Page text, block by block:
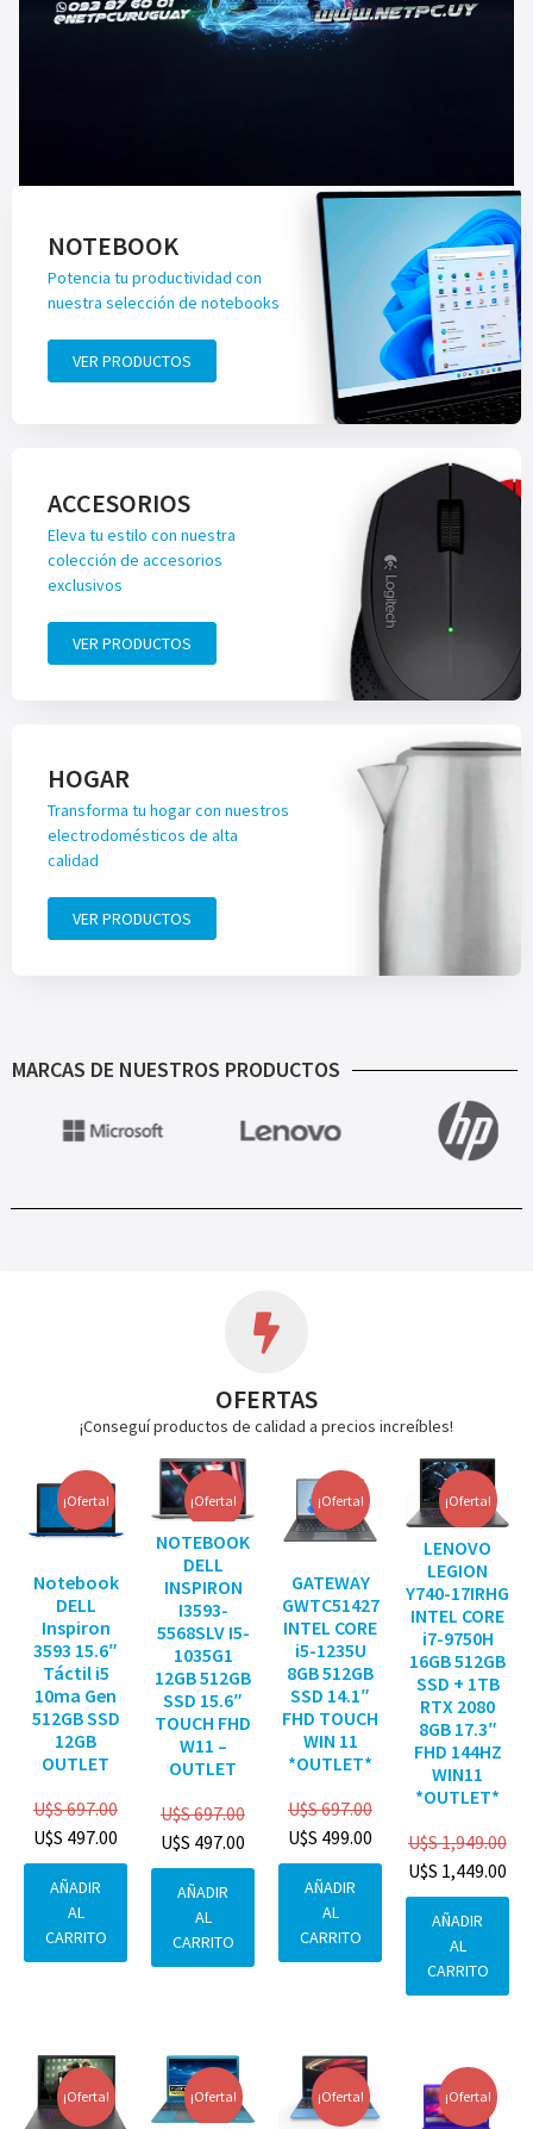
NOTEBOOK
Potencia tu productividad con
nuestra selección de notebooks
VER PRODUCTOS
ACCESORIOS
Eleva tu estilo con nuestra
colección de accesorios
exclusivos
VER PRODUCTOS
HOGAR
Transforma tu hogar con nuestros
electrodomésticos de alta
calidad
VER PRODUCTOS
MARCAS DE NUESTROS PRODUCTOS
OFERTAS
¡Conseguí productos de calidad a precios increíbles!
¡Oferta!
Notebook
DELL
Inspiron
3593 15.6″
Táctil i5
10ma Gen
512GB SSD
12GB
OUTLET
U$S697.00
U$S 497.00
AÑADIR
AL
CARRITO
¡Oferta!
NOTEBOOK
DELL
INSPIRON
I3593-
5568SLV I5-
1035G1
12GB 512GB
SSD 15.6″
TOUCH FHD
W11 –
OUTLET
U$S697.00
U$S 497.00
AÑADIR
AL
CARRITO
¡Oferta!
GATEWAY
GWTC51427
INTEL CORE
i5-1235U
8GB 512GB
SSD 14.1″
FHD TOUCH
WIN 11
*OUTLET*
U$S697.00
U$S 499.00
AÑADIR
AL
CARRITO
¡Oferta!
LENOVO
LEGION
Y740-17IRHG
INTEL CORE
i7-9750H
16GB 512GB
SSD + 1TB
RTX 2080
8GB 17.3″
FHD 144HZ
WIN11
*OUTLET*
U$S1,949.00
U$S 1,449.00
AÑADIR
AL
CARRITO
¡Oferta! ¡Oferta! ¡Oferta! ¡Oferta!